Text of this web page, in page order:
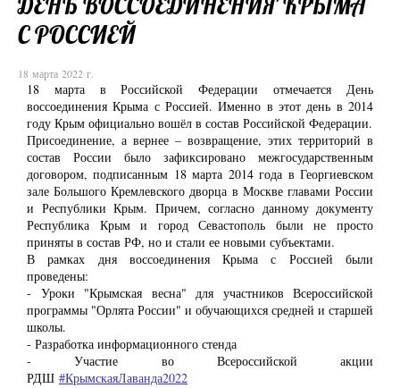
С РОССИЕЙ
18 марта 2022 г.
18 марта в Российской Федерации отмечается День
воссоединения Крыма с Россией. Именно в этот день в 2014
году Крым официально вошёл в состав Российской Федерации.
Присоединение, а вернее – возвращение, этих территорий в
состав России было зафиксировано межгосударственным
договором, подписанным 18 марта 2014 года в Георгиевском
зале Большого Кремлевского дворца в Москве главами России
и Республики Крым. Причем, согласно данному документу
Республика Крым и город Севастополь были не просто
приняты в состав РФ, но и стали ее новыми субъектами.
В рамках дня воссоединения Крыма с Россией были
проведены:
- Уроки "Крымская весна" для участников Всероссийской
программы "Орлята России" и обучающихся средней и старшей
школы.
- Разработка информационного стенда
- Участие во Всероссийской акции
РДШ #КрымскаяЛаванда2022